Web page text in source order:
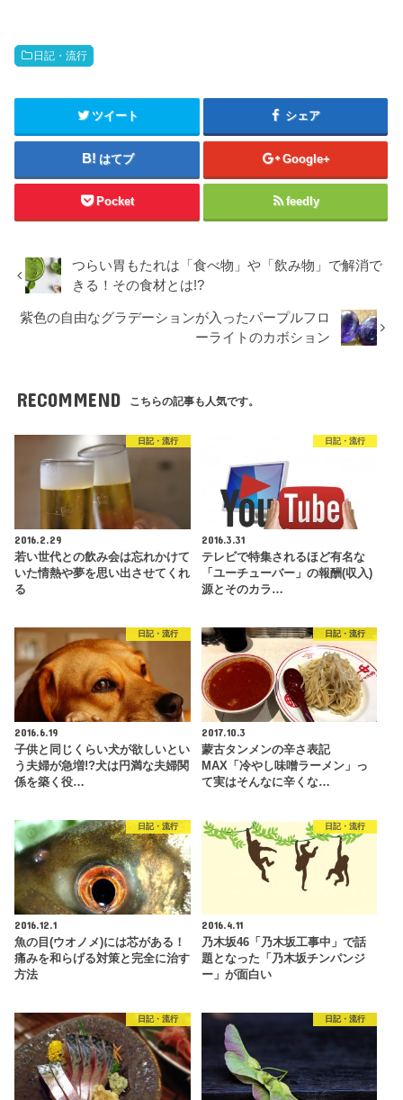
日記・流行
ツイート シェア
はてブ Google+
Pocket feedly
つらい胃もたれは「食べ物」や「飲み物」で解消で
きる！その食材とは!?
紫色の自由なグラデーションが入ったパープルフロ
ーライトのカボション
RECOMMEND こちらの記事も人気です。
日記・流行
2016.2.29
若い世代との飲み会は忘れかけて
いた情熱や夢を思い出させてくれ
る
日記・流行
2016.3.31
テレビで特集されるほど有名な
「ユーチューバー」の報酬(収入)
源とそのカラ…
日記・流行
2016.6.19
子供と同じくらい犬が欲しいとい
う夫婦が急増!?犬は円満な夫婦関
係を築く役…
日記・流行
2017.10.3
蒙古タンメンの辛さ表記
MAX「冷やし味噌ラーメン」っ
て実はそんなに辛くな…
日記・流行
2016.12.1
魚の目(ウオノメ)には芯がある！
痛みを和らげる対策と完全に治す
方法
日記・流行
2016.4.11
乃木坂46「乃木坂工事中」で話
題となった「乃木坂チンパンジ
ー」が面白い
日記・流行 日記・流行